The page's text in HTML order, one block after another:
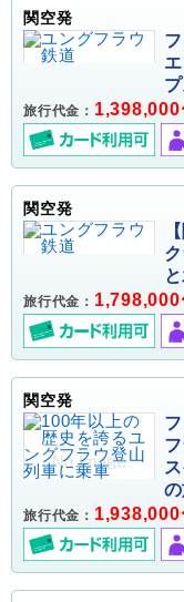
関空発
旅行代金： 1,398,000
関空発
旅行代金： 1,798,000
関空発
旅行代金： 1,938,000